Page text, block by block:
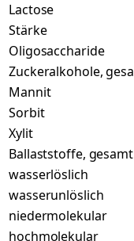
Lactose
Stärke
Oligosaccharide
Zuckeralkohole,
Mannit
Sorbit
Xylit
Ballaststoffe, gesamt
wasserlöslich
wasserunlöslich
niedermolekular
hochmolekular